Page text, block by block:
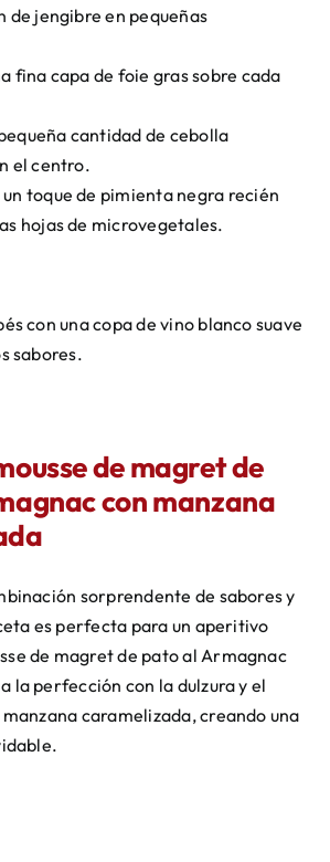
de jengibre en pequeñas
fina capa de foie gras sobre cada
cantidad de cebolla
el centro.
toque de pimienta negra recién
hojas de microvegetales.
con una copa de vino blanco suave
sabores.
de magret de
con manzana
sorprendente de sabores y
es perfecta para un aperitivo
de magret de pato al Armagnac
la perfección con la dulzura y el
caramelizada, creando una